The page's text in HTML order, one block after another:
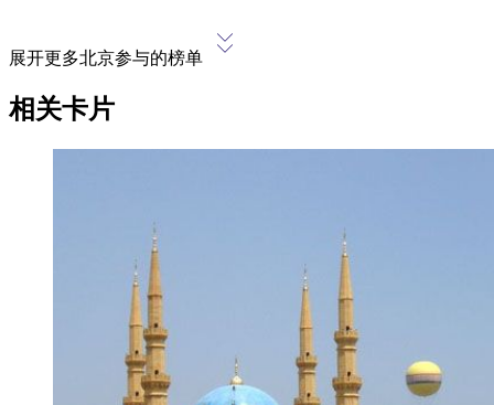
展开更多北京参与的榜单
相关卡片